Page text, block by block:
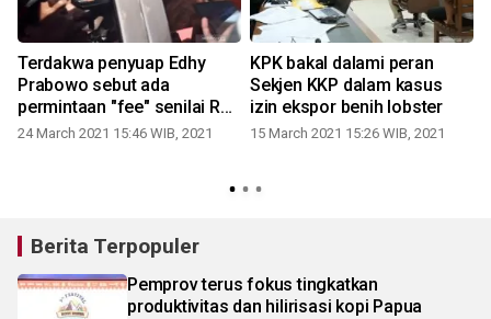
Terdakwa penyuap Edhy
Prabowo sebut ada
permintaan "fee" senilai Rp5
miliar
24 March 2021 15:46 WIB, 2021
KPK bakal dalami peran
Sekjen KKP dalam kasus
izin ekspor benih lobster
15 March 2021 15:26 WIB, 2021
Berita Terpopuler
Pemprov terus fokus tingkatkan
produktivitas dan hilirisasi kopi Papua